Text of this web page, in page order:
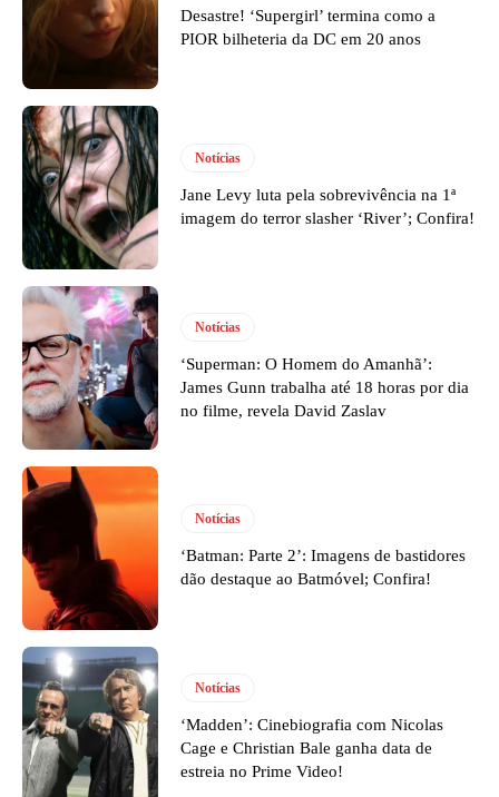
Desastre! ‘Supergirl’ termina como a
PIOR bilheteria da DC em 20 anos
Notícias
Jane Levy luta pela sobrevivência na 1ª
imagem do terror slasher ‘River’; Confira!
Notícias
‘Superman: O Homem do Amanhã’:
James Gunn trabalha até 18 horas por dia
no filme, revela David Zaslav
Notícias
‘Batman: Parte 2’: Imagens de bastidores
dão destaque ao Batmóvel; Confira!
Notícias
‘Madden’: Cinebiografia com Nicolas
Cage e Christian Bale ganha data de
estreia no Prime Video!